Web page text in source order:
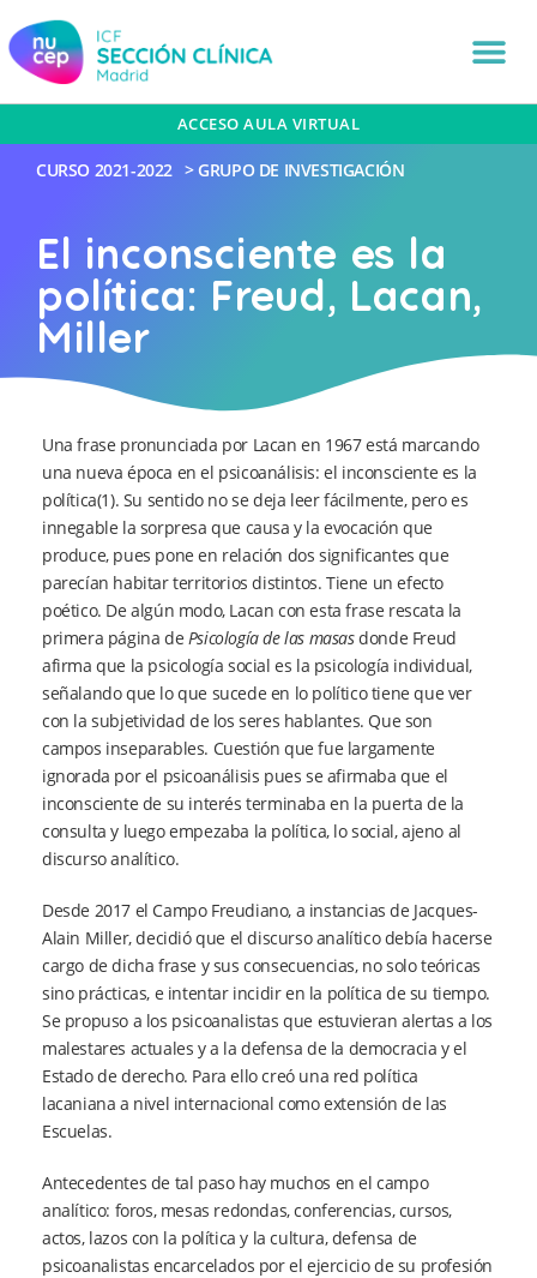
ACCESO AULA VIRTUAL
CURSO 2021-2022 >GRUPO DE INVESTIGACIÓN
El inconsciente es la
política: Freud, Lacan,
Miller
Una frase pronunciada por Lacan en 1967 está marcando
una nueva época en el psicoanálisis: el inconsciente es la
política(1). Su sentido no se deja leer fácilmente, pero es
innegable la sorpresa que causa y la evocación que
produce, pues pone en relación dos significantes que
parecían habitar territorios distintos. Tiene un efecto
poético. De algún modo, Lacan con esta frase rescata la
primera página de Psicología de las masasdonde Freud
afirma que la psicología social es la psicología individual,
señalando que lo que sucede en lo político tiene que ver
con la subjetividad de los seres hablantes. Que son
campos inseparables. Cuestión que fue largamente
ignorada por el psicoanálisis pues se afirmaba que el
inconsciente de su interés terminaba en la puerta de la
consulta y luego empezaba la política, lo social, ajeno al
discurso analítico.
Desde 2017 el Campo Freudiano, a instancias de Jacques-
Alain Miller, decidió que el discurso analítico debía hacerse
cargo de dicha frase y sus consecuencias, no solo teóricas
sino prácticas, e intentar incidir en la política de su tiempo.
Se propuso a los psicoanalistas que estuvieran alertas a los
malestares actuales y a la defensa de la democracia y el
Estado de derecho. Para ello creó una red política
lacaniana a nivel internacional como extensión de las
Escuelas.
Antecedentes de tal paso hay muchos en el campo
analítico: foros, mesas redondas, conferencias, cursos,
actos, lazos con la política y la cultura, defensa de
psicoanalistas encarcelados por el ejercicio de su profesión